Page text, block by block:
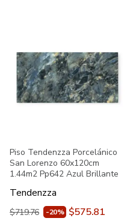
Piso Tendenzza Porcelánico
San Lorenzo 60x120cm
1.44m2 Pp642 Azul Brillante
Tendenzza
$719.76 -20% $575.81